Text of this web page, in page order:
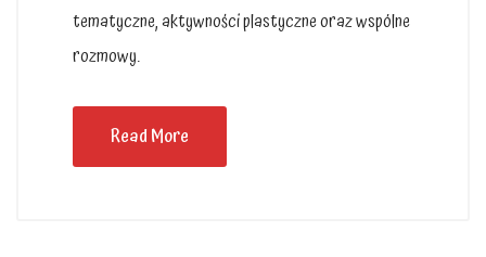
tematyczne, aktywności plastyczne oraz wspólne
rozmowy.
Read More